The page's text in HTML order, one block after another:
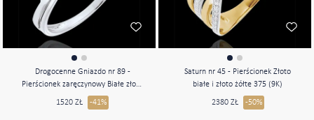
Drogocenne Gniazdo nr 89 -
Pierścionek zaręczynowy Białe złoto
375 (9K)
1520 ZŁ -41%
Saturn nr 45 - Pierścionek Złoto
białe i złoto żółte 375 (9K)
2380 ZŁ -50%